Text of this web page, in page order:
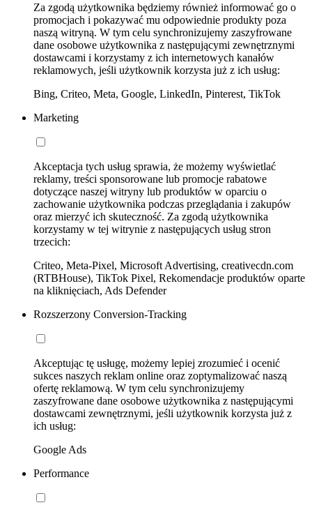
Za zgodą użytkownika będziemy również informować go o
promocjach i pokazywać mu odpowiednie produkty poza
naszą witryną. W tym celu synchronizujemy zaszyfrowane
dane osobowe użytkownika z następującymi zewnętrznymi
dostawcami i korzystamy z ich internetowych kanałów
reklamowych, jeśli użytkownik korzysta już z ich usług:
Bing, Criteo, Meta, Google, LinkedIn, Pinterest, TikTok
Marketing
Akceptacja tych usług sprawia, że możemy wyświetlać
reklamy, treści sponsorowane lub promocje rabatowe
dotyczące naszej witryny lub produktów w oparciu o
zachowanie użytkownika podczas przeglądania i zakupów
oraz mierzyć ich skuteczność. Za zgodą użytkownika
korzystamy w tej witrynie z następujących usług stron
trzecich:
Criteo, Meta-Pixel, Microsoft Advertising, creativecdn.com
(RTBHouse), TikTok Pixel, Rekomendacje produktów oparte
na kliknięciach, Ads Defender
Rozszerzony Conversion-Tracking
Akceptując tę usługę, możemy lepiej zrozumieć i ocenić
sukces naszych reklam online oraz zoptymalizować naszą
ofertę reklamową. W tym celu synchronizujemy
zaszyfrowane dane osobowe użytkownika z następującymi
dostawcami zewnętrznymi, jeśli użytkownik korzysta już z
ich usług:
Google Ads
Performance